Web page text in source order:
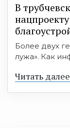
В
Более двух
лужа». Как
Читать далее